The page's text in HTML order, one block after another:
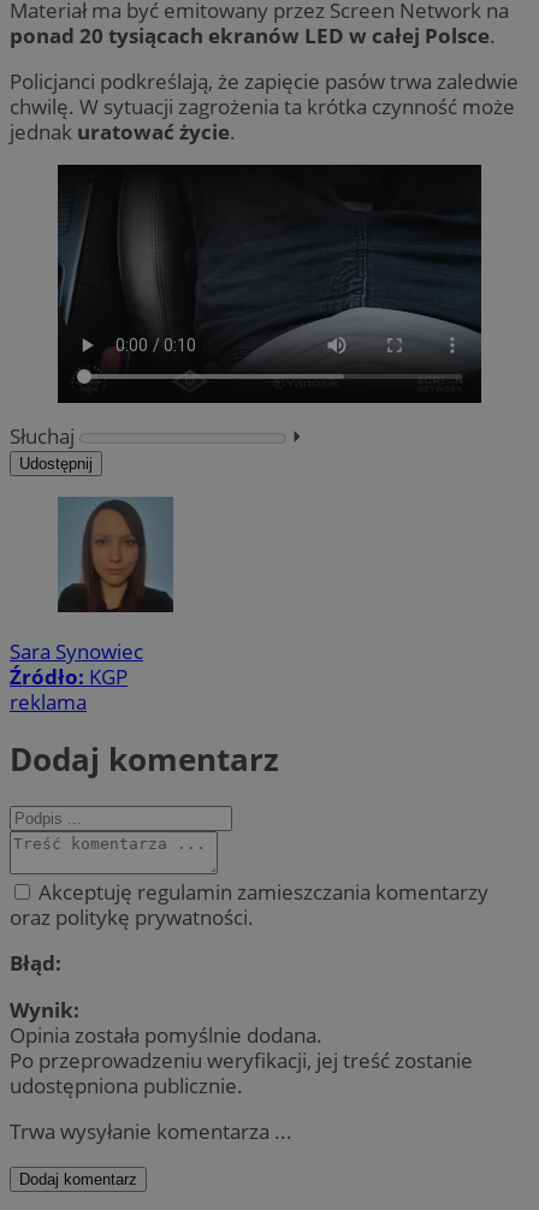
Materiał ma być emitowany przez Screen Network na
ponad 20 tysiącach ekranów LED w całej Polsce.
Policjanci podkreślają, że zapięcie pasów trwa zaledwie
chwilę. W sytuacji zagrożenia ta krótka czynność może
jednak uratować życie.
Słuchaj ⏵︎
Udostępnij
Sara Synowiec
Źródło: KGP
reklama
Dodaj komentarz
Akceptuję regulamin zamieszczania komentarzy
oraz politykę prywatności.
Błąd:
Wynik:
Opinia została pomyślnie dodana.
Po przeprowadzeniu weryfikacji, jej treść zostanie
udostępniona publicznie.
Trwa wysyłanie komentarza ...
Dodaj komentarz